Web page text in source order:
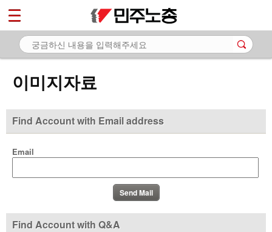
이미지자료
Find Account with Email address
Email
Find Account with Q&A
마이페이지
소개
노동상담
자료
- 카드뉴스